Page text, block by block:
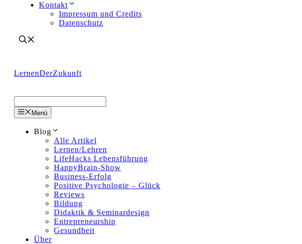
Kontakt
Impressum und Credits
Datenschutz
LernenDerZukunft
Menü
Blog
Alle Artikel
Lernen/Lehren
LifeHacks Lebensführung
HappyBrain-Show
Business-Erfolg
Positive Psychologie – Glück
Reviews
Bildung
Didaktik & Seminardesign
Entrepreneurship
Gesundheit
Über